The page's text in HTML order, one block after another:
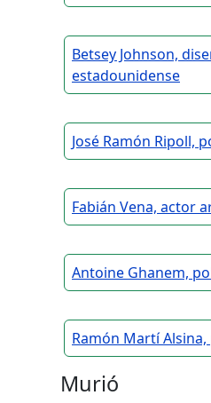
Betsey Johnson,
estadounidense
José Ramón Ripoll,
Fabián Vena, actor
Antoine Ghanem,
Ramón Martí
Murió